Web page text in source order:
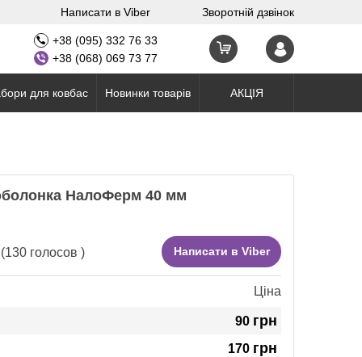
Написати в Viber Зворотній дзвінок
+38 (095) 332 76 33
+38 (068) 069 73 77
для ковбас Новинки товарів АКЦІЯ
НалоФерм 40 мм
130 голосов ) Написати в Viber
Ціна
90 грн
170 грн